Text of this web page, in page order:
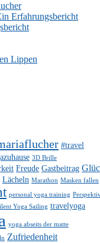
Erfahrungsbericht
Lippen
#travel
3D Brille
Freude Gastbeitrag
Lächeln Marathon Masken fallen
personal yoga training
Yoga Sailing travelyoga
yoga abseits der matte
Zufriedenheit